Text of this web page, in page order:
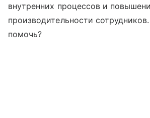
внутренних процессов и
производительности
помочь?